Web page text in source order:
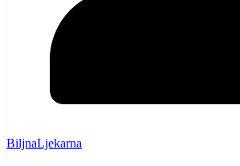
BiljnaLjekarna